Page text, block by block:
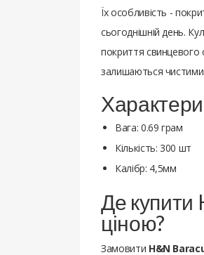
Їх особливість -
сьогоднішній день.
покриття свинцевого
залишаються чистими.
Вага: 0.69 грам
Кількість: 300 шт
Калібр: 4,5мм
Де купити
ціною?
Замовити H&N